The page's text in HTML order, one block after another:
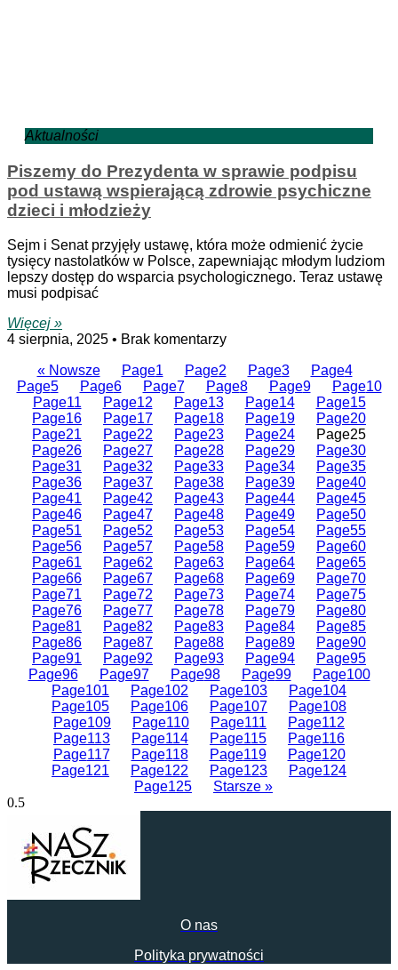
Aktualności
Piszemy do Prezydenta w sprawie podpisu
pod ustawą wspierającą zdrowie psychiczne
dzieci i młodzieży
Sejm i Senat przyjęły ustawę, która może odmienić życie
tysięcy nastolatków w Polsce, zapewniając młodym ludziom
lepszy dostęp do wsparcia psychologicznego. Teraz ustawę
musi podpisać
Więcej »
4 sierpnia, 2025
Brak komentarzy
« Nowsze Page1 Page2 Page3 Page4
Page5 Page6 Page7 Page8 Page9 Page10
Page11 Page12 Page13 Page14 Page15
Page16 Page17 Page18 Page19 Page20
Page21 Page22 Page23 Page24 Page25
Page26 Page27 Page28 Page29 Page30
Page31 Page32 Page33 Page34 Page35
Page36 Page37 Page38 Page39 Page40
Page41 Page42 Page43 Page44 Page45
Page46 Page47 Page48 Page49 Page50
Page51 Page52 Page53 Page54 Page55
Page56 Page57 Page58 Page59 Page60
Page61 Page62 Page63 Page64 Page65
Page66 Page67 Page68 Page69 Page70
Page71 Page72 Page73 Page74 Page75
Page76 Page77 Page78 Page79 Page80
Page81 Page82 Page83 Page84 Page85
Page86 Page87 Page88 Page89 Page90
Page91 Page92 Page93 Page94 Page95
Page96 Page97 Page98 Page99 Page100
Page101 Page102 Page103 Page104
Page105 Page106 Page107 Page108
Page109 Page110 Page111 Page112
Page113 Page114 Page115 Page116
Page117 Page118 Page119 Page120
Page121 Page122 Page123 Page124
Page125 Starsze »
O nas
Polityka prywatności